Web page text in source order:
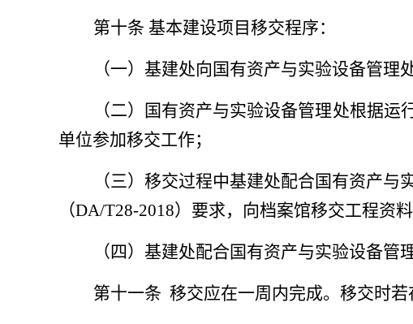
第十条 基本建设项目移交程序：
（一）基建处向国有资产与实验设备管理
（二）国有资产与实验设备管理处根据
单位参加移交工作；
（三）移交过程中基建处配合国有资产
（DA/T28-2018）要求，向档案馆移交工程资料
（四）基建处配合国有资产与实验设备管
第十一条 移交应在一周内完成。移交时若